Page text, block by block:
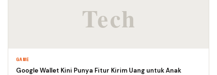
GAME
Google Wallet Kini Punya Fitur Kirim Uang untuk Anak